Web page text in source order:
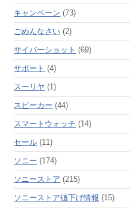
キャンペーン (73)
ごめんなさい (2)
サイバーショット (69)
サポート (4)
スーリヤ (1)
スピーカー (44)
スマートウォッチ (14)
セール (11)
ソニー (174)
ソニーストア (215)
ソニーストア値下げ情報 (15)